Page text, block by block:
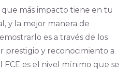
que más impacto tiene en tu
y la mejor manera de
es a través de los
prestigio y reconocimiento a
FCE es el nivel mínimo que se